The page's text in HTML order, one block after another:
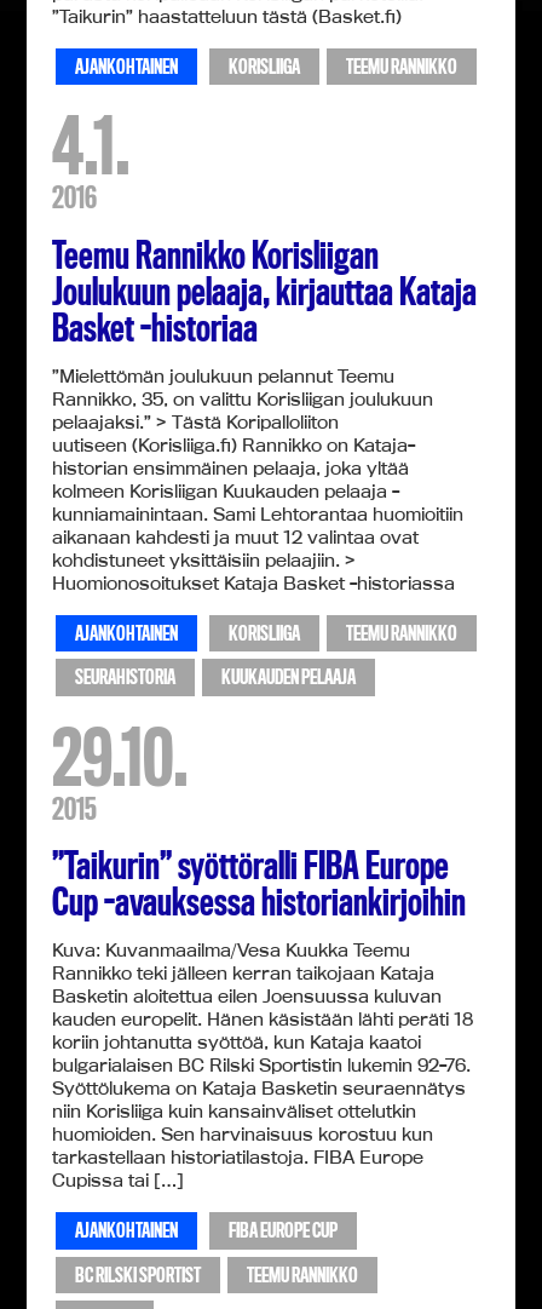
”Taikurin” haastatteluun tästä (Basket.fi)
AJANKOHTAINEN KORISLIIGA TEEMU RANNIKKO
4.1.
2016
Teemu Rannikko Korisliigan
Joulukuun pelaaja, kirjauttaa Kataja
Basket -historiaa
”Mielettömän joulukuun pelannut Teemu
Rannikko, 35, on valittu Korisliigan joulukuun
pelaajaksi.” > Tästä Koripalloliiton
uutiseen (Korisliiga.fi) Rannikko on Kataja-
historian ensimmäinen pelaaja, joka yltää
kolmeen Korisliigan Kuukauden pelaaja -
kunniamainintaan. Sami Lehtorantaa huomioitiin
aikanaan kahdesti ja muut 12 valintaa ovat
kohdistuneet yksittäisiin pelaajiin. >
Huomionosoitukset Kataja Basket -historiassa
AJANKOHTAINEN KORISLIIGA
TEEMU RANNIKKO
SEURAHISTORIA
KUUKAUDEN PELAAJA
29.10.
2015
”Taikurin” syöttöralli FIBA Europe
Cup -avauksessa historiankirjoihin
Kuva: Kuvanmaailma/Vesa Kuukka Teemu
Rannikko teki jälleen kerran taikojaan Kataja
Basketin aloitettua eilen Joensuussa kuluvan
kauden europelit. Hänen käsistään lähti peräti 18
koriin johtanutta syöttöä, kun Kataja kaatoi
bulgarialaisen BC Rilski Sportistin lukemin 92-76.
Syöttölukema on Kataja Basketin seuraennätys
niin Korisliiga kuin kansainväliset ottelutkin
huomioiden. Sen harvinaisuus korostuu kun
tarkastellaan historiatilastoja. FIBA Europe
Cupissa tai […]
AJANKOHTAINEN
FIBA EUROPE CUP
BC RILSKI SPORTIST
TEEMU RANNIKKO